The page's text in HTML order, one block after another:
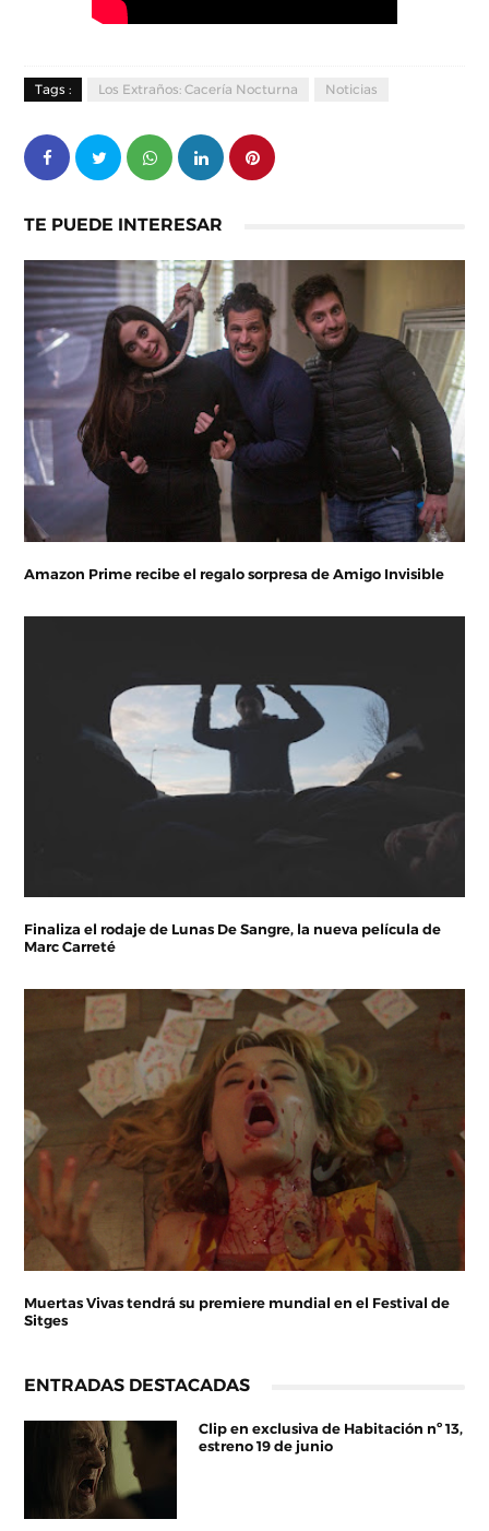
Tags : Los Extraños: Cacería Nocturna Noticias
TE PUEDE INTERESAR
Amazon Prime recibe el regalo sorpresa de Amigo Invisible
Finaliza el rodaje de Lunas De Sangre, la nueva película de
Marc Carreté
Muertas Vivas tendrá su premiere mundial en el Festival de
Sitges
ENTRADAS DESTACADAS
Clip en exclusiva de Habitación nº 13,
estreno 19 de junio